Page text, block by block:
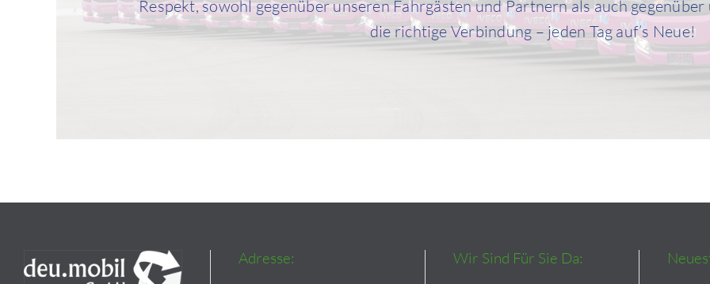
Respekt, sowohl gegenüber unseren Fahrgästen und Partnern als auch gegenüber
die richtige Verbindung – jeden Tag auf’s Neue!
Adresse: Wir Sind Für Sie Da: